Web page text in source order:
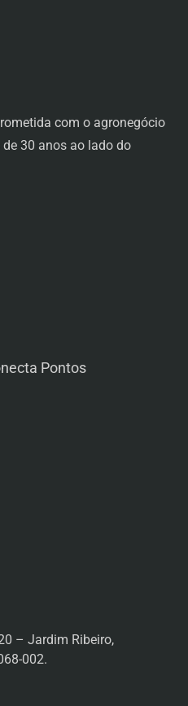
com o agronegócio
30 anos ao lado do
Pontos
– Jardim Ribeiro,
002.